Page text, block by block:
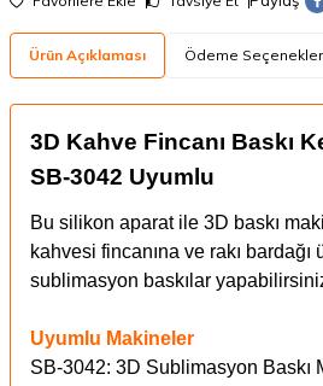
Ürün Açıklaması Ödeme
3D Kahve Fincanı Baskı
SB-3042 Uyumlu
Bu silikon aparat ile 3D baskı
kahvesi fincanına ve rakı bardağı
sublimasyon baskılar
Uyumlu Makineler
SB-3042: 3D Sublimasyon Baskı